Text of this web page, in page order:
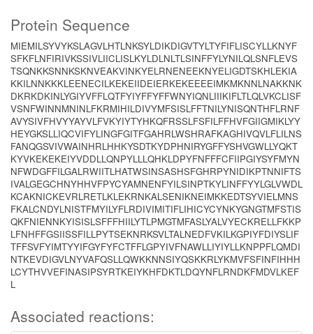
Protein Sequence
MIEMILSYVYKSLAGVLHTLNKSYLDIKDIGVTYLTYFIFLISCYLLKNYF
SFKFLNFIRIVKSSIVLIICLISLKYLDLNLTLSINFFYLYNILQLSNFLEVS
TSQNKKSNNKSKNVEAKVINKYELRNENEEKNYELIGDTSKHLEKIA
KKILNNKKKLEENECILKEKEIIDEIERKEKEEEEIMKMKNNLNAKKNK
DKRKDKINLYGIYVFFLQTFYIYFFYFFWNYIQNLIIIKIFLTLQLVKCLISF
VSNFWINNMNINLFKRMIHILDIVYMFSISLFFTNILYNISQNTHFLRNF
AVYSIVFHVYYAYVLFVKYIYTYHKQFRSSLFSFILFFHVFGIIGMIKLYY
HEYGKSLLIQCVIFYLINGFGITFGAHRLWSHRAFKAGHIVQVLFLILNS
FANQGSVIVWAINHRLHHKYSDTKYDPHNIRYGFFYSHVGWLLYQKT
KYVKEKEKEIYVDDLLQNPYLLLQHKLDPYFNFFFCFIIPGIYSYFMYN
NFWDGFFILGALRWIITLHATWSINSASHSFGHRPYNIDIKPTNNIFTS
IVALGEGCHNYHHVFPYCYAMNENFYILSINPTKYLINFFYYLGLVWDL
KCAKNICKEVRLRETLKLEKRNKALSENIKNEIMKKEDTSYVIELMNS
FKALCNDYLNISTFMYILYFLRDIVIMITIFLIHICYCYNKYGNGTMFSTIS
QKFNIENNKYISISLSFFFHIILYTLPMGTMFASLYALVYECKRELLFKKP
LFNHFFGSIISSFILLPYTSEKNRKSVLTALNEDFVKILKGPIYFDIYSLIF
TFFSVFYIMTYYIFGYFYFCTFFLGPYIVFNAWLLIYIYLLKNPPFLQMDI
NTKEVDIGVLNYVAFQSLLQWKKNNSIYQSKKRLYKMVFSFINFIHHH
LCYTHVVEFINASIPSYRTKEIYKHFDKTLDQYNFLRNDKFMDVLKEF
L
Associated reactions: